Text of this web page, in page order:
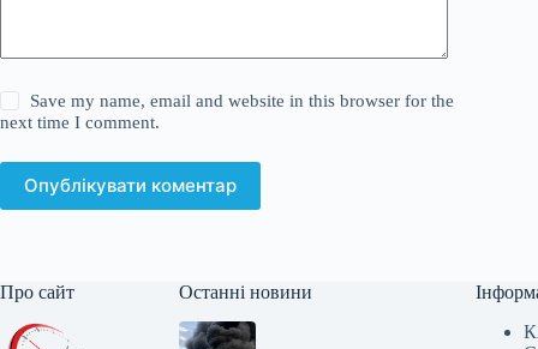
Save my name, email and website in this browser for the
next time I comment.
Опублікувати коментар
Про сайт Останні новини